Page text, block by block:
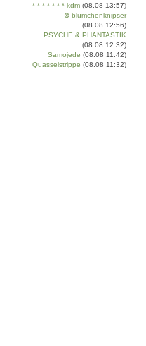
* * * * * * * kdm (08.08 13:57)
⊗ blümchenknipser
(08.08 12:56)
PSYCHE & PHANTASTIK
(08.08 12:32)
Samojede (08.08 11:42)
Quasselstrippe (08.08 11:32)